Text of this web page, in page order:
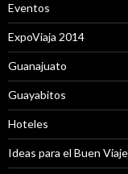
Eventos
ExpoViaja 2014
Guanajuato
Guayabitos
Hoteles
Ideas para el Buen